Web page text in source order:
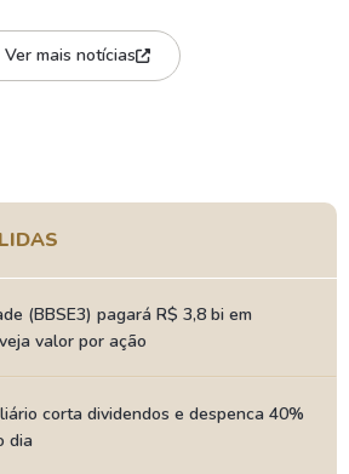
Ver mais notícias
(BBSE3) pagará R$ 3,8 bi em
valor por ação
corta dividendos e despenca 40%
dia